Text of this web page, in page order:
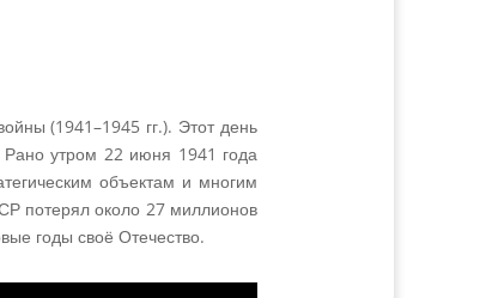
(1941–1945 гг.). Этот день
утром 22 июня 1941 года
объектам и многим
потерял около 27 миллионов
годы своё Отечество.